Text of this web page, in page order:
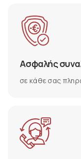
Ασφαλής
σε κάθε σας